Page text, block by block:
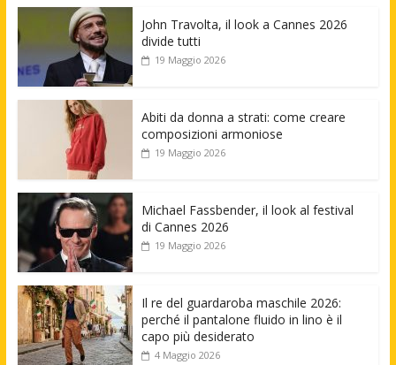
John Travolta, il look a Cannes 2026
divide tutti
19 Maggio 2026
Abiti da donna a strati: come creare
composizioni armoniose
19 Maggio 2026
Michael Fassbender, il look al festival
di Cannes 2026
19 Maggio 2026
Il re del guardaroba maschile 2026:
perché il pantalone fluido in lino è il
capo più desiderato
4 Maggio 2026